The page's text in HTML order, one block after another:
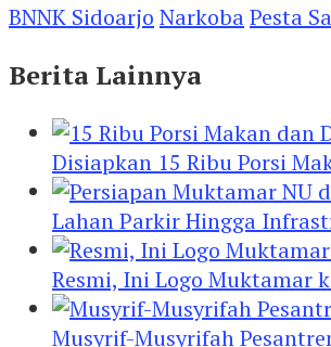
BNNK Sidoarjo NarkobaPesta
Berita Lainnya
Disiapkan 15 Ribu Porsi
Lahan Parkir Hingga
Resmi, Ini Logo Muktamar
Musyrif-Musyrifah